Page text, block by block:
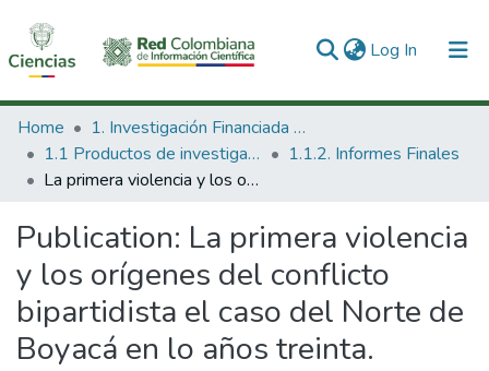
Log In (current)
Communities & Collections
All of DSpace
Home
1. Investigación Financiada con Recursos Públicos
1.1 Productos de investigación
1.1.2. Informes Finales
La primera violencia y los orígenes del conflicto bipartidista el caso del Norte de Boyacá en lo años treinta.
Publication: La primera violencia
y los orígenes del conflicto
bipartidista el caso del Norte de
Boyacá en lo años treinta.